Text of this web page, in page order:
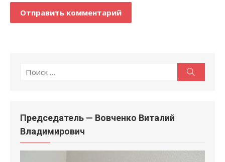
Поиск
Председатель — Вовченко Виталий
Владимирович